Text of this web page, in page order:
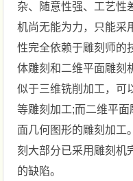
杂、随意性强、工艺性
机尚无能为力，只能采
性完全依赖于雕刻师的
体雕刻和二维平面雕刻
似于三维铣削加工，可
等雕刻加工;而二维平
面几何图形的雕刻加工
刻大部分已采用雕刻机
的缺陷。